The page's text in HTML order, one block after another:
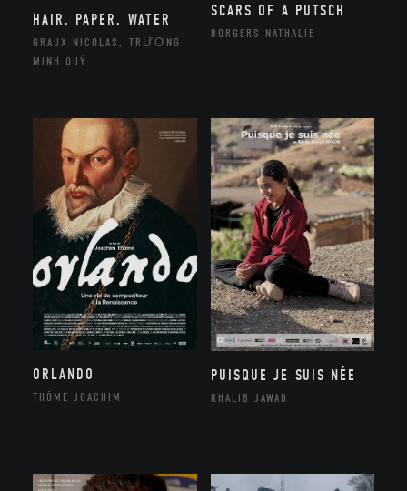
HAIR, PAPER, WATER
GRAUX NICOLAS, TRƯƠNG
MINH QUÝ
SCARS OF A PUTSCH
BORGERS NATHALIE
ORLANDO
THÔME JOACHIM
PUISQUE JE SUIS NÉE
RHALIB JAWAD